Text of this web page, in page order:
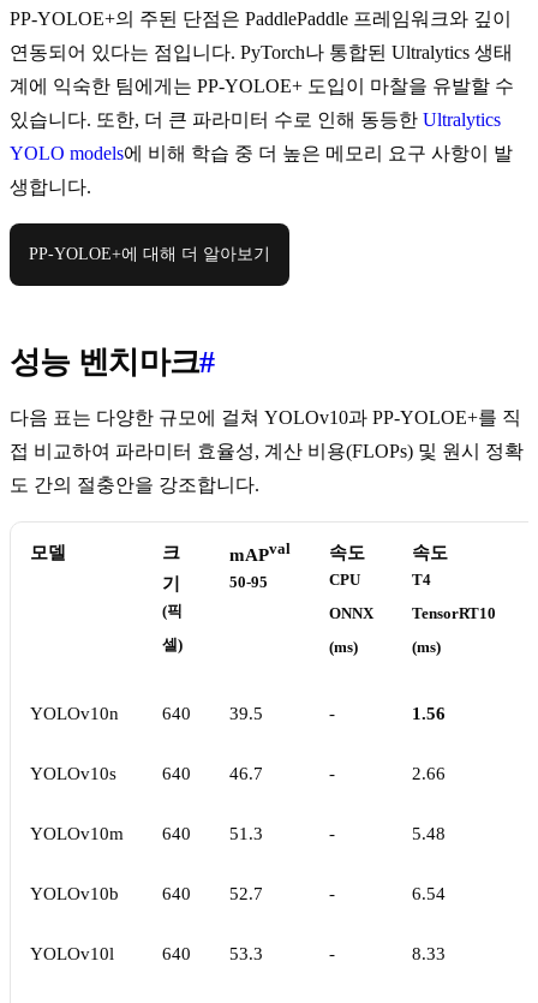
PP-YOLOE+의 주된 단점은 PaddlePaddle 프레임워크와 깊이
연동되어 있다는 점입니다. PyTorch나 통합된 Ultralytics 생태
계에 익숙한 팀에게는 PP-YOLOE+ 도입이 마찰을 유발할 수
있습니다. 또한, 더 큰 파라미터 수로 인해 동등한 Ultralytics
YOLO models에 비해 학습 중 더 높은 메모리 요구 사항이 발
생합니다.
PP-YOLOE+에 대해 더 알아보기
성능 벤치마크#
다음 표는 다양한 규모에 걸쳐 YOLOv10과 PP-YOLOE+를 직
접 비교하여 파라미터 효율성, 계산 비용(FLOPs) 및 원시 정확
도 간의 절충안을 강조합니다.
모델
크
기
(픽
셀)
mAPval
50-95
속도
CPU
ONNX
(ms)
속도
T4
TensorRT10
(ms)
YOLOv10n 640 39.5 - 1.56
YOLOv10s 640 46.7 - 2.66
YOLOv10m 640 51.3 - 5.48
YOLOv10b 640 52.7 - 6.54
YOLOv10l 640 53.3 - 8.33